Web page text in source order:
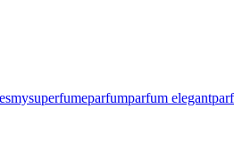
mysuperfumeparfumparfum elegant